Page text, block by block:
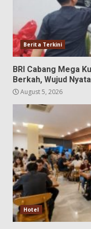
Berita Terkini
BRI Cabang Mega
Berkah, Wujud
August 5, 2026
Hotel